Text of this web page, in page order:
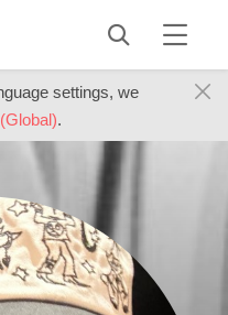
settings, we
.